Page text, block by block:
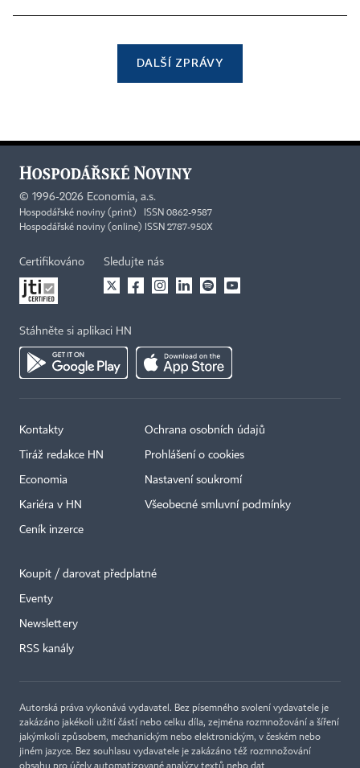
DALŠÍ ZPRÁVY
© 1996-2026 Economia, a.s.
Hospodářské noviny (print) ISSN 0862-9587
Hospodářské noviny (online) ISSN 2787-950X
Certifikováno Sledujte nás
Stáhněte si aplikaci HN
Kontakty
Tiráž redakce HN
Economia
Kariéra v HN
Ceník inzerce
Ochrana osobních údajů
Prohlášení o cookies
Nastavení soukromí
Všeobecné smluvní podmínky
Koupit / darovat předplatné
Eventy
Newslettery
RSS kanály
Autorská práva vykonává vydavatel. Bez písemného svolení vydavatele je
zakázáno jakékoli užití částí nebo celku díla, zejména rozmnožování a šíření
jakýmkoli způsobem, mechanickým nebo elektronickým, v českém nebo
jiném jazyce. Bez souhlasu vydavatele je zakázáno též rozmnožování